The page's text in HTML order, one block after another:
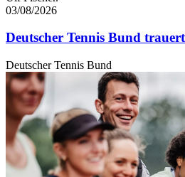
03/08/2026
Deutscher Tennis Bund
Deutscher Tennis Bund